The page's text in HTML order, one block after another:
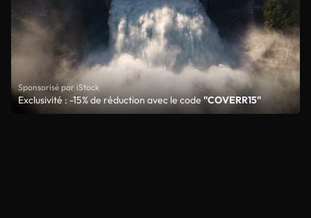
Sponsorisé par iStock
Exclusivité : -15% de réduction avec le code "COVERR15"